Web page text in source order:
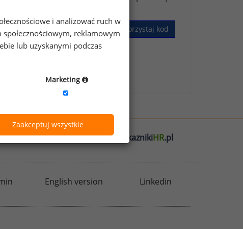
Wykorzystaj kod
badaniaHR.pl wskaznikiHR.pl
English version Linkedin
i analizować ruch w
reklamowym
lub uzyskanymi podczas
Marketing
Zaakceptuj wszystkie